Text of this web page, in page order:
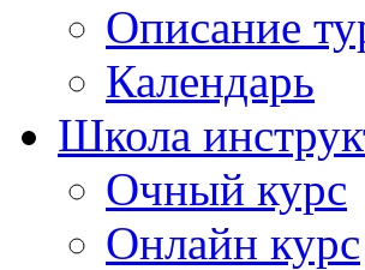
Описание
Календарь
Школа
Очный курс
Онлайн курс